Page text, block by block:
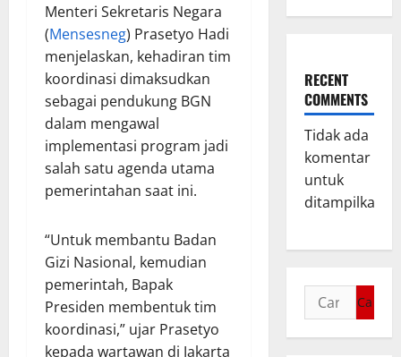
Menteri Sekretaris Negara
(Mensesneg) Prasetyo Hadi
menjelaskan, kehadiran tim
koordinasi dimaksudkan
sebagai pendukung BGN
dalam mengawal
implementasi program jadi
salah satu agenda utama
pemerintahan saat ini.
“Untuk membantu Badan
Gizi Nasional, kemudian
pemerintah, Bapak
Presiden membentuk tim
koordinasi,” ujar Prasetyo
kepada wartawan di Jakarta
RECENT
COMMENTS
Tidak ada
komentar
untuk
ditampilkan.